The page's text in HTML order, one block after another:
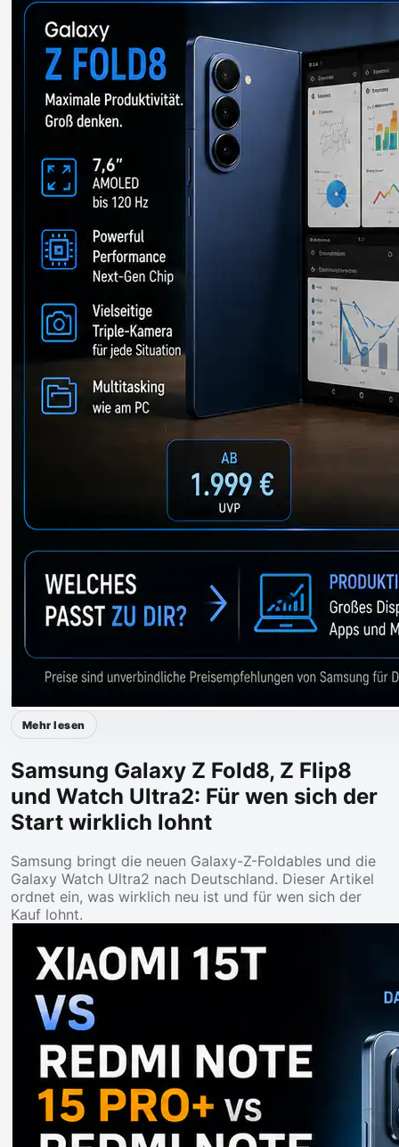
Mehr lesen
Samsung Galaxy Z Fold8, Z Flip8
und Watch Ultra2: Für wen sich der
Start wirklich lohnt
Samsung bringt die neuen Galaxy-Z-Foldables und die
Galaxy Watch Ultra2 nach Deutschland. Dieser Artikel
ordnet ein, was wirklich neu ist und für wen sich der
Kauf lohnt.